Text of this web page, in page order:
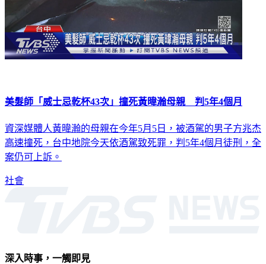
美髮師「威士忌乾杯43次」撞死黃暐瀚母親 判5年4個月
資深媒體人黃暐瀚的母親在今年5月5日，被酒駕的男子方兆杰
高速撞死，台中地院今天依酒駕致死罪，判5年4個月徒刑，全
案仍可上訴。
社會
深入時事，一觸即見